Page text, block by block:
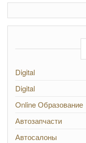
Digital
Digital
Online Образование
Автозапчасти
Автосалоны